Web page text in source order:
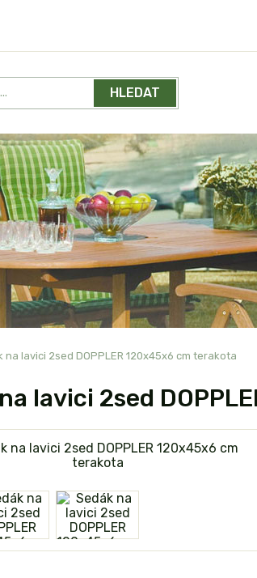
HLEDAT
na lavici 2sed DOPPLER 120x45x6 cm terakota
lavici 2sed